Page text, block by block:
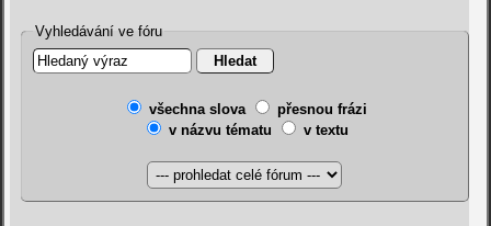
Vyhledávání ve fóru
všechna slova
přesnou frázi
v názvu tématu
v textu